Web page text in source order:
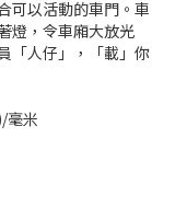
可以活動的車門。車
燈，令車廂大放光
「人仔」，「載」你
毫米